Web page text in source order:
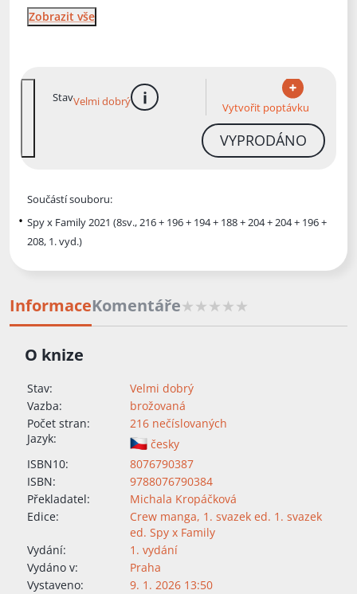
Zobrazit vše
Součástí souboru:
Spy x Family 2021 (8sv., 216 + 196 + 194 + 188 + 204 + 204 + 196 +
208, 1. vyd.)
StavVelmi dobrý více informací Vytvořit poptávku
VYPRODÁNO
InformaceKomentáře
O knize
Stav:
Velmi dobrý
Vazba:
brožovaná
Počet stran:
216 nečíslovaných
Jazyk:
česky
ISBN10:
8076790387
ISBN:
9788076790384
Překladatel:
Michala Kropáčková
Edice:
Crew manga, 1. svazek ed. 1. svazek
ed. Spy x Family
Vydání:
1. vydání
Vydáno v:
Praha
Vystaveno:
9. 1. 2026 13:50